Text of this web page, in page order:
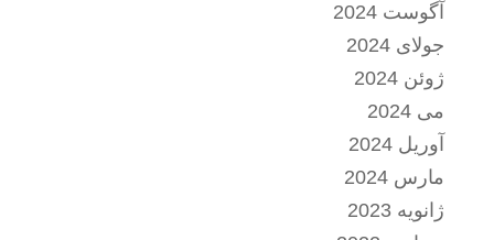
آگوست 2024
جولای 2024
ژوئن 2024
می 2024
آوریل 2024
مارس 2024
ژانویه 2023